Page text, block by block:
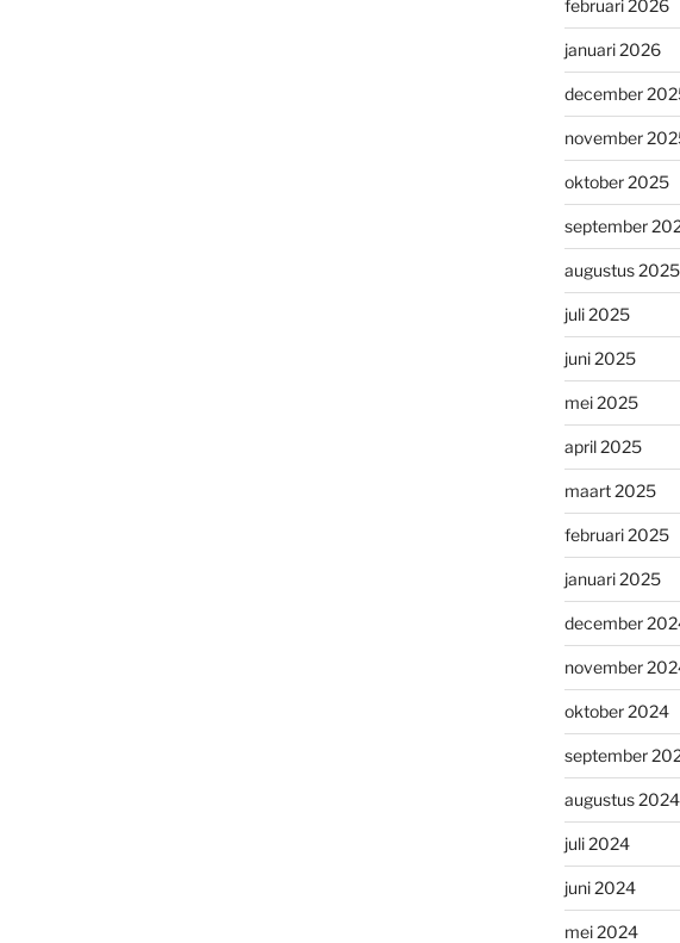
februari 2026
januari 2026
december
november
oktober 2025
september
augustus 2025
juli 2025
juni 2025
mei 2025
april 2025
maart 2025
februari 2025
januari 2025
december
november
oktober 2024
september
augustus 2024
juli 2024
juni 2024
mei 2024